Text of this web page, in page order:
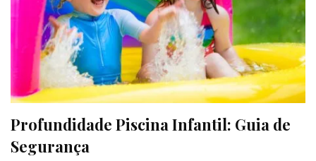
Profundidade Piscina Infantil: Guia de
Segurança